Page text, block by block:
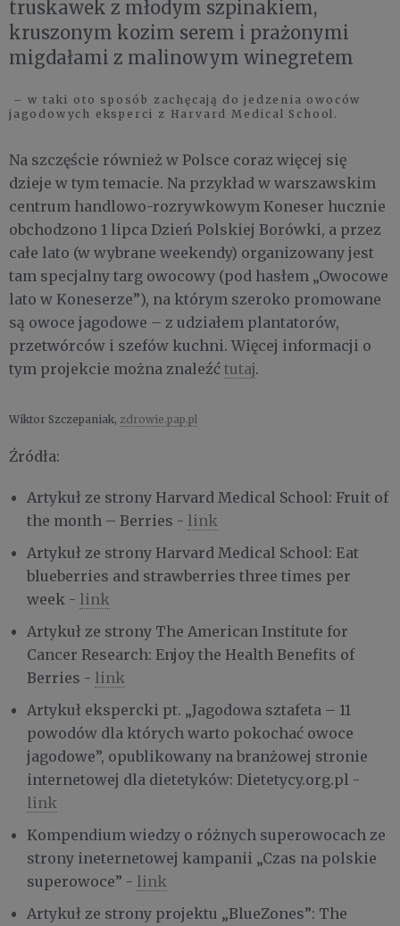
truskawek z młodym szpinakiem,
kruszonym kozim serem i prażonymi
migdałami z malinowym winegretem
– w taki oto sposób zachęcają do jedzenia owoców
jagodowych eksperci z Harvard Medical School.
Na szczęście również w Polsce coraz więcej się
dzieje w tym temacie. Na przykład w warszawskim
centrum handlowo-rozrywkowym Koneser hucznie
obchodzono 1 lipca Dzień Polskiej Borówki, a przez
całe lato (w wybrane weekendy) organizowany jest
tam specjalny targ owocowy (pod hasłem „Owocowe
lato w Koneserze”), na którym szeroko promowane
są owoce jagodowe – z udziałem plantatorów,
przetwórców i szefów kuchni. Więcej informacji o
tym projekcie można znaleźć tutaj.
Wiktor Szczepaniak, zdrowie.pap.pl
Źródła:
Artykuł ze strony Harvard Medical School: Fruit of
the month – Berries - link
Artykuł ze strony Harvard Medical School: Eat
blueberries and strawberries three times per
week - link
Artykuł ze strony The American Institute for
Cancer Research: Enjoy the Health Benefits of
Berries - link
Artykuł ekspercki pt. „Jagodowa sztafeta – 11
powodów dla których warto pokochać owoce
jagodowe”, opublikowany na branżowej stronie
internetowej dla dietetyków: Dietetycy.org.pl -
link
Kompendium wiedzy o różnych superowocach ze
strony ineternetowej kampanii „Czas na polskie
superowoce” - link
Artykuł ze strony projektu „BlueZones”: The